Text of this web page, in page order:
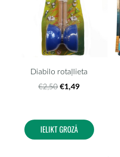
Diabilo rotaļlieta
€2,50 €1,49
IELIKT GROZĀ